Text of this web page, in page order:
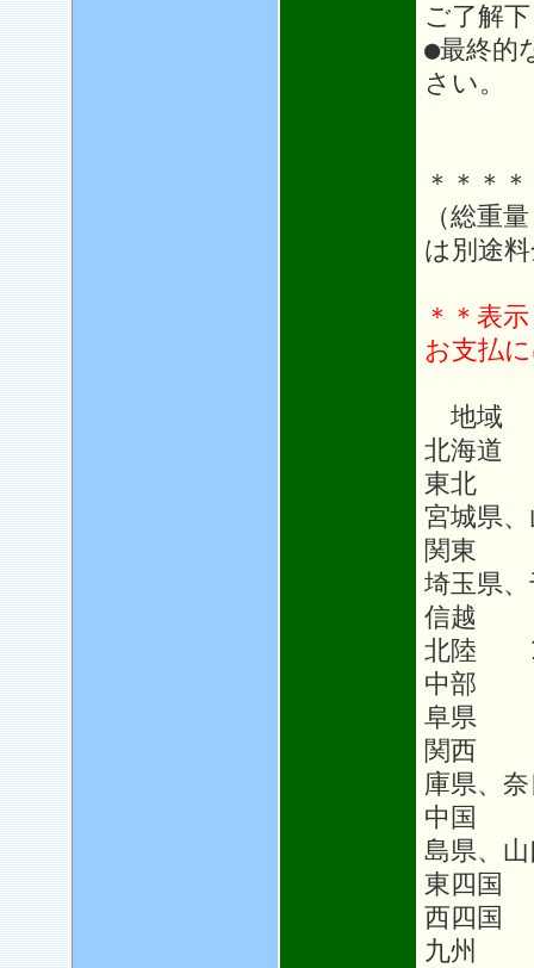
ご了解
●最終的
さい。
＊＊＊
（総重
は別途
＊＊表
お支払
地
北海
東北
宮城県
関東
埼玉県
信越
北陸
中部
阜県
関西
庫県、
中国
島県、
東四
西四国
九州